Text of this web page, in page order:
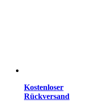
Kostenloser
Rückversand